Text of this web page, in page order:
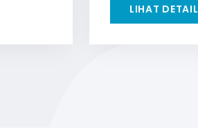
LIHAT DETAIL